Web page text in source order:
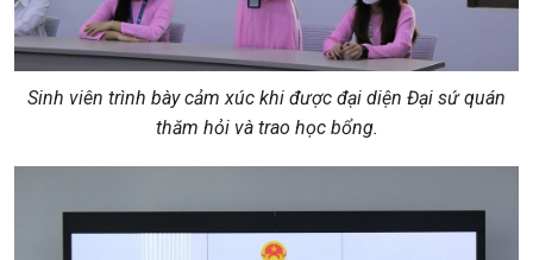
Sinh viên trình bày cảm xúc khi được đại diện Đại sứ quán
thăm hỏi và trao học bổng.